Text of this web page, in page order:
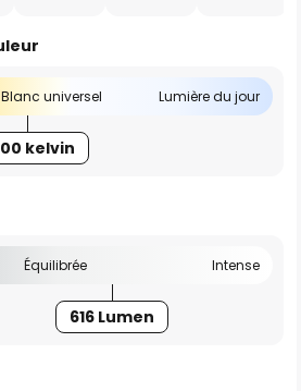
Blanc universel Lumière du jour
kelvin
Équilibrée Intense
616 Lumen